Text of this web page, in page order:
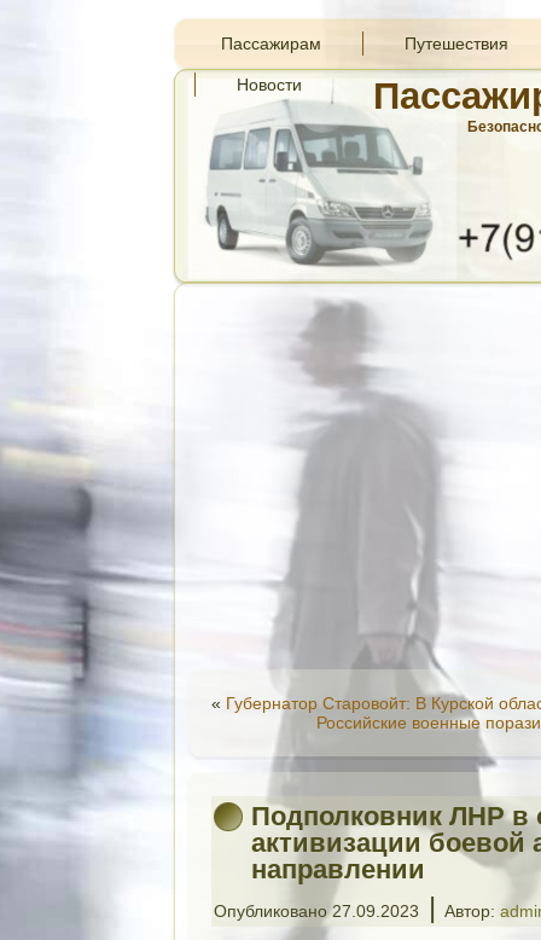
Пассажирам Путешествия
Новости
« Губернатор Старовойт: В Курской
Российские военные
Подполковник ЛНР в
активизации боевой
направлении
Опубликовано 27.09.2023 | Автор: